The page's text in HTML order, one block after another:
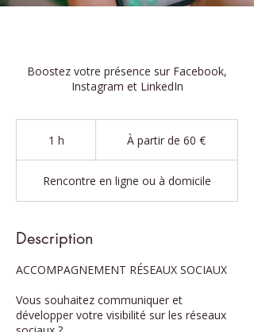
Boostez votre présence sur Facebook,
Instagram et LinkedIn
1 h
€
À partir de 60 €
Rencontre en ligne ou à domicile
Description
ACCOMPAGNEMENT RÉSEAUX SOCIAUX
Vous souhaitez communiquer et
développer votre visibilité sur les réseaux